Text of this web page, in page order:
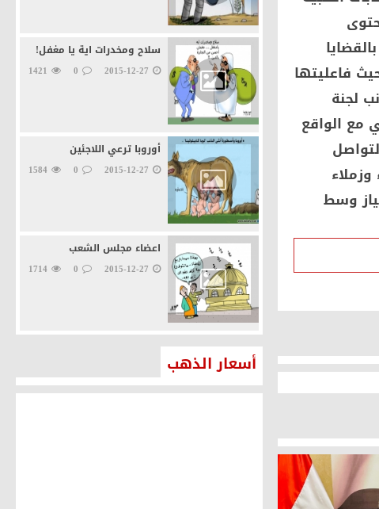
فاعليتها
لجنة
مع الواقع
وسط
سلاح ومخدرات اية يا مغفل!
2015-12-27
0
1421
أوروبا ترعي اللاجئين
2015-12-27
0
1584
اعضاء مجلس الشعب
2015-12-27
0
1714
أسعار الذهب